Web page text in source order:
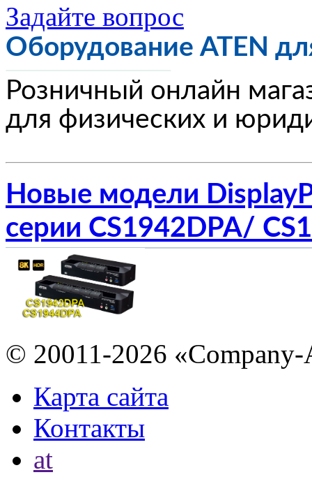
Задайте вопрос
Оборудование ATEN
Розничный онлайн
для физических и
Новые модели
серии CS1942DPA/
© 20011-2026
Карта сайта
Контакты
at